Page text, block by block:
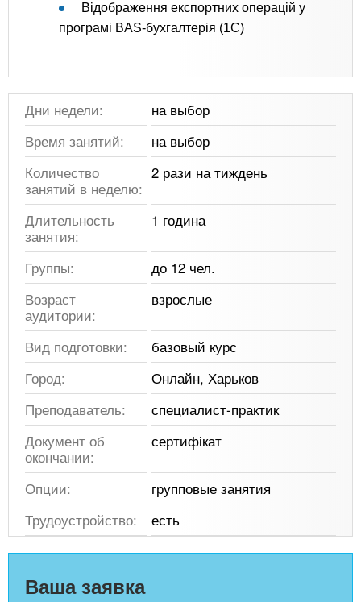
Відображення експортних операцій у
програмі BAS-бухгалтерія (1C)
Дни недели:
на выбор
Время занятий:
на выбор
Количество
занятий в неделю:
2 рази на тиждень
Длительность
занятия:
1 година
Группы:
до 12 чел.
Возраст
аудитории:
взрослые
Вид подготовки:
базовый курс
Город:
Онлайн, Харьков
Преподаватель:
специалист-практик
Документ об
окончании:
сертифікат
Опции:
групповые занятия
Трудоустройство:
есть
Ваша заявка